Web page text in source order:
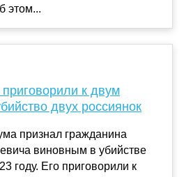
этом...
к двум
двух россиянок
признал гражданина
виновным в убийстве
году. Его приговорили к